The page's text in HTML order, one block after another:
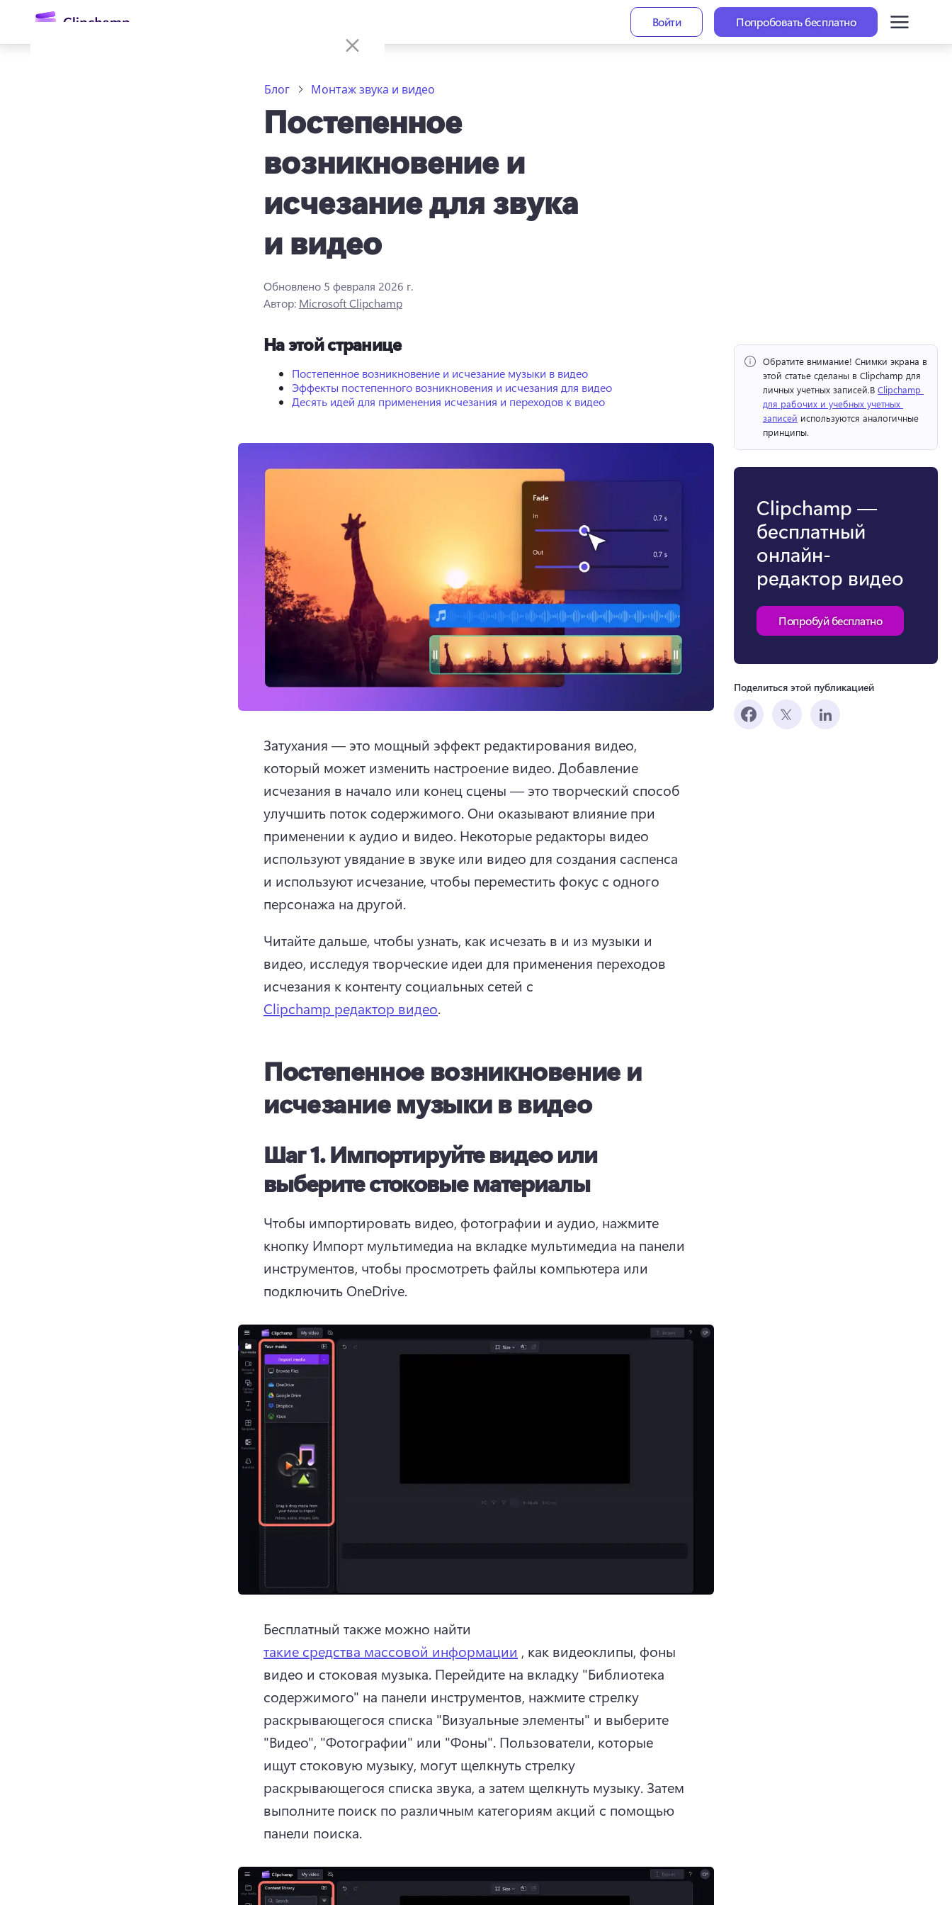
содержимому
Войти Попробовать бесплатно
Попробовать бесплатно
Блог Монтаж звука и видео
Постепенное
возникновение и
исчезание для звука
и видео
Обновлено 5 февраля 2026 г.
Автор: Microsoft Clipchamp
На этой странице
Постепенное возникновение и исчезание музыки в видео
Эффекты постепенного возникновения и исчезания для видео
Десять идей для применения исчезания и переходов к видео
Затухания — это мощный эффект редактирования видео,
который может изменить настроение видео. Добавление
исчезания в начало или конец сцены — это творческий способ
улучшить поток содержимого. Они оказывают влияние при
применении к аудио и видео. Некоторые редакторы видео
используют увядание в звуке или видео для создания саспенса
и используют исчезание, чтобы переместить фокус с одного
персонажа на другой.
Читайте дальше, чтобы узнать, как исчезать в и из музыки и
видео, исследуя творческие идеи для применения переходов
исчезания к контенту социальных сетей с
Clipchamp редактор видео.
Постепенное возникновение и
исчезание музыки в видео
Шаг 1.Импортируйте видео или
выберите стоковые материалы
Чтобы импортировать видео, фотографии и аудио, нажмите
кнопку Импорт мультимедиа на вкладке мультимедиа на панели
инструментов, чтобы просмотреть файлы компьютера или
подключить OneDrive.
Бесплатный также можно найти
такие средства массовой информации , как видеоклипы, фоны
видео и стоковая музыка. Перейдите на вкладку "Библиотека
содержимого" на панели инструментов, нажмите стрелку
раскрывающегося списка "Визуальные элементы" и выберите
"Видео", "Фотографии" или "Фоны". Пользователи, которые
ищут стоковую музыку, могут щелкнуть стрелку
раскрывающегося списка звука, а затем щелкнуть музыку. Затем
выполните поиск по различным категориям акций с помощью
панели поиска.
Обратите внимание! Снимки экрана в
этой статье сделаны в Clipchamp для
личных учетных записей.В Clipchamp
для рабочих и учебных учетных
записей используются аналогичные
принципы.
Clipchamp —
бесплатный
онлайн-
редактор видео
Попробуй бесплатно
Поделиться этой публикацией